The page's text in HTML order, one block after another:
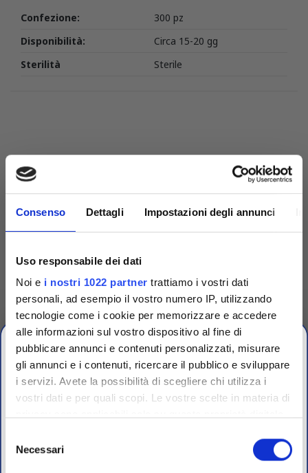
Consenso Dettagli Impostazioni degli annunci
Uso responsabile dei dati
Noi e i nostri 1022 partner trattiamo i vostri dati
personali, ad esempio il vostro numero IP, utilizzando
tecnologie come i cookie per memorizzare e accedere
alle informazioni sul vostro dispositivo al fine di
pubblicare annunci e contenuti personalizzati, misurare
gli annunci e i contenuti, ricercare il pubblico e sviluppare
i servizi. Avete la possibilità di scegliere chi utilizza i
vostri dati e per quali scopi. Le vostre scelte in materia di
modificare o revocare il proprio consenso in qualsiasi
momento dalla Dichiarazione sui cookie o facendo clic
delNecessari
Confezione:
300 pz
Disponibilità:
Circa 15-20 gg
Sterilità
Sterile
Competenza
Fornitori specializzati per laboratori conto terzi e
controllo qualità industriale
CHIUSURA